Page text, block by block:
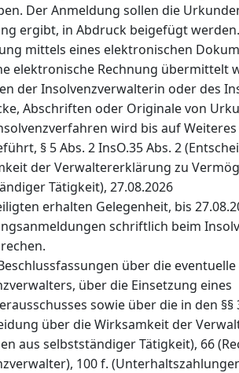
Der Anmeldung sollen die
ergibt, in Abdruck beigefügt
mittels eines elektronischen
elektronische Rechnung übermittelt
der Insolvenzverwalterin oder des
Abschriften oder Originale von
wird bis auf
§ 5 Abs. 2 InsO.35 Abs. 2
der Verwaltererklärung zu
Tätigkeit), 27.08.2026
erhalten Gelegenheit, bis
schriftlich beim
über die
über die Einsetzung eines
sowie über die in den §§
über die Wirksamkeit der
aus selbstständiger Tätigkeit), 66
100 f.